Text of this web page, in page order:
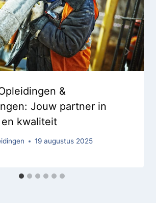
&
Jouw partner in
kwaliteit
19 augustus 2025